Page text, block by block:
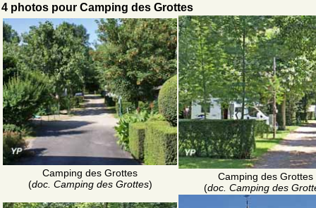
4 photos pour Camping des Grottes
Camping des Grottes
(doc. Camping des Grottes)
Camping des Grottes
(doc. Camping des